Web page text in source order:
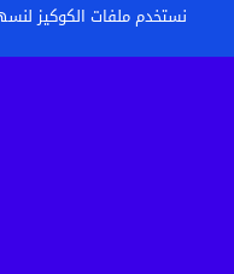
نستخدم ملفات الكوكيز